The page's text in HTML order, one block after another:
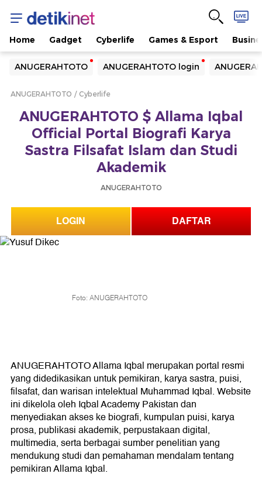
Home Gadget Cyberlife Games & Esport
ANUGERAHTOTO ANUGERAHTOTO login
Yang sedang ramai dicari
Loading...
Loading...
ANUGERAHTOTO Cyberlife
ANUGERAHTOTO $ Allama Iqbal
Official Portal Biografi Karya
Sastra Filsafat Islam dan Studi
Akademik
ANUGERAHTOTO
LOGIN DAFTAR
Foto: ANUGERAHTOTO
ANUGERAHTOTO Allama Iqbal merupakan portal resmi
yang didedikasikan untuk pemikiran, karya sastra, puisi,
filsafat, dan warisan intelektual Muhammad Iqbal. Website
ini dikelola oleh Iqbal Academy Pakistan dan
menyediakan akses ke biografi, kumpulan puisi, karya
prosa, publikasi akademik, perpustakaan digital,
multimedia, serta berbagai sumber penelitian yang
mendukung studi dan pemahaman mendalam tentang
pemikiran Allama Iqbal.